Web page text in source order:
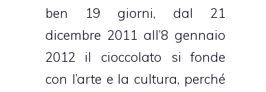
ben 19 giorni, dal 21
dicembre 2011 all’8 gennaio
2012 il cioccolato si fonde
con l’arte e la cultura, perché